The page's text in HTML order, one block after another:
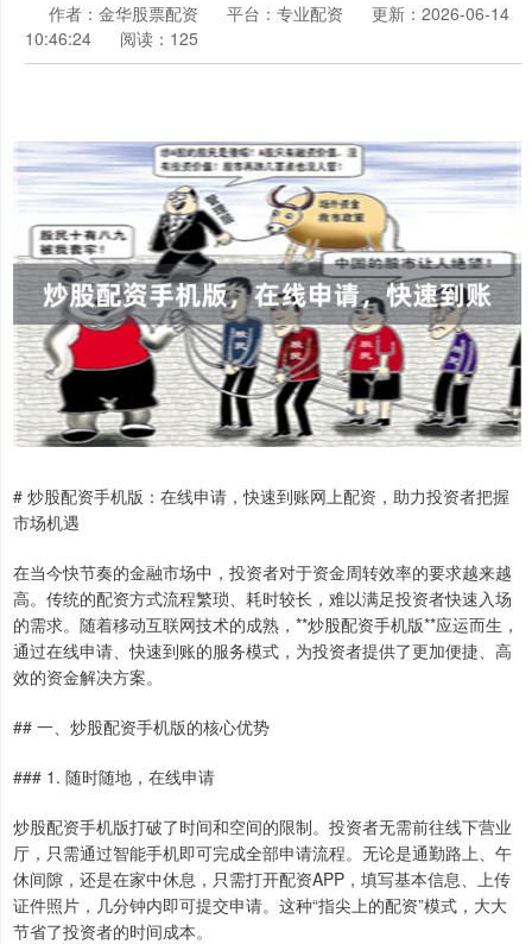
作者：金华股票配资 平台：专业配资
更新：2026-06-14
10:46:24
阅读：125
# 炒股配资手机版：在线申请，快速到账网上配资，助力投资者把握
市场机遇
在当今快节奏的金融市场中，投资者对于资金周转效率的要求越来越
高。传统的配资方式流程繁琐、耗时较长，难以满足投资者快速入场
的需求。随着移动互联网技术的成熟，**炒股配资手机版**应运而生，
通过在线申请、快速到账的服务模式，为投资者提供了更加便捷、高
效的资金解决方案。
## 一、炒股配资手机版的核心优势
### 1. 随时随地，在线申请
炒股配资手机版打破了时间和空间的限制。投资者无需前往线下营业
厅，只需通过智能手机即可完成全部申请流程。无论是通勤路上、午
休间隙，还是在家中休息，只需打开配资APP，填写基本信息、上传
证件照片，几分钟内即可提交申请。这种“指尖上的配资”模式，大大
节省了投资者的时间成本。